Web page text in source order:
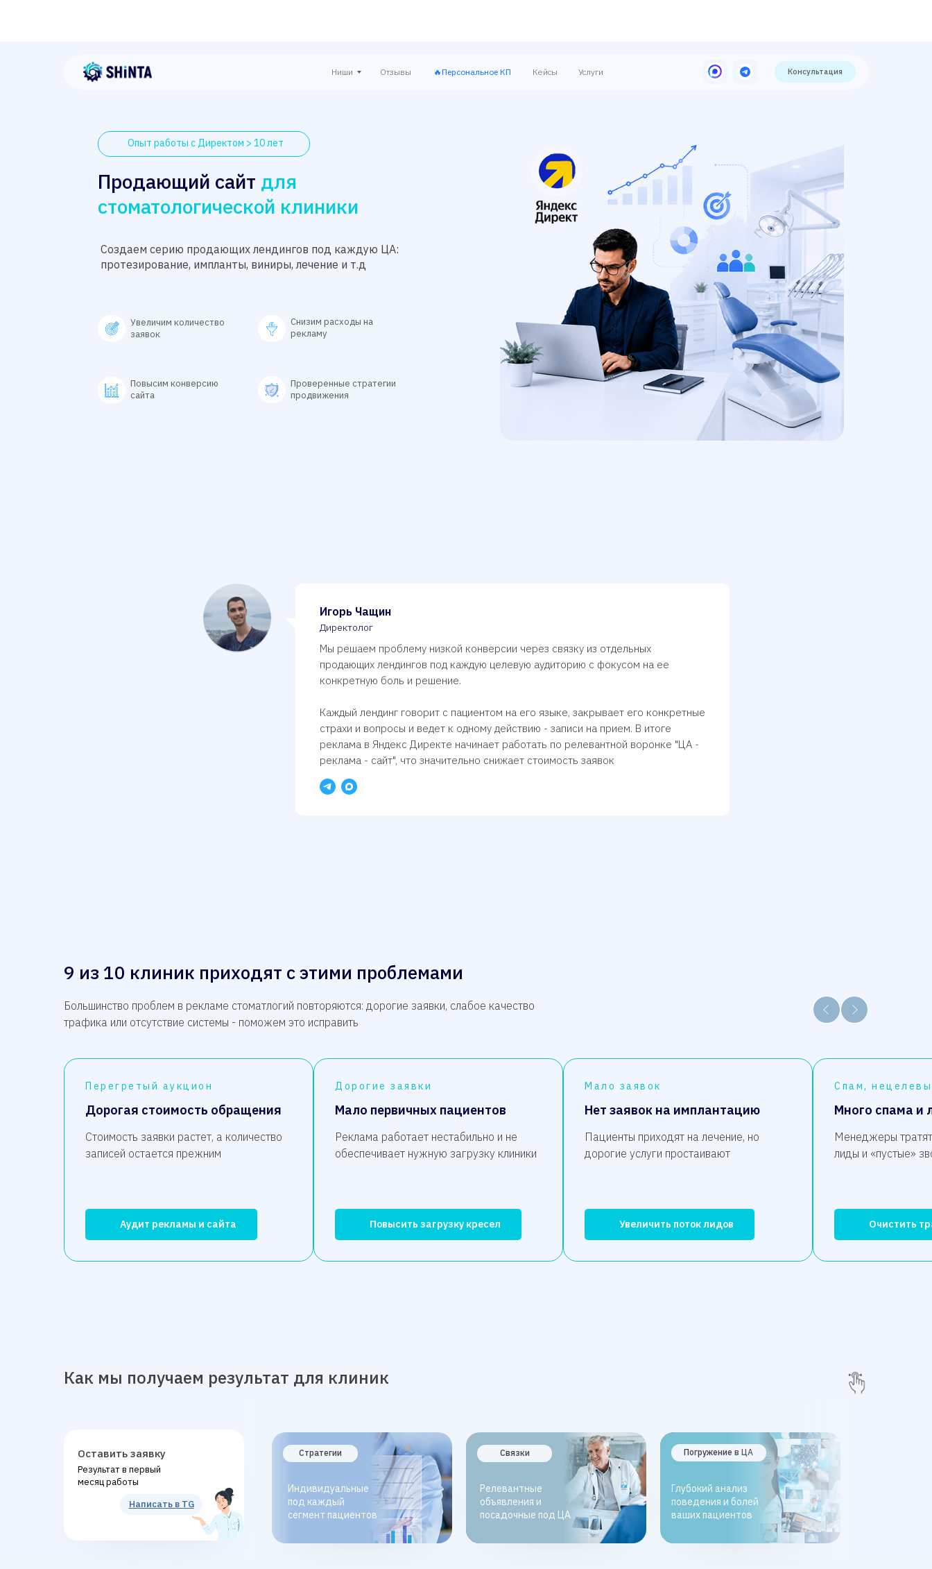
Повысим конверсию
сайта
Проверенные стратегии
продвижения
Снизим расходы на
рекламу
Увеличим количество
заявок
Опыт работы с Директом > 10 лет
Продающий сайт для
стоматологической клиники
Создаем серию продающих лендингов под каждую ЦА:
протезирование, импланты, виниры, лечение и т.д
Ниши 🔥Персональное КП Услуги
Кейсы
Отзывы Консультация
Игорь Чащин
Директолог
Мы решаем проблему низкой конверсии через связку из отдельных
продающих лендингов под каждую целевую аудиторию с фокусом на ее
конкретную боль и решение.
Каждый лендинг говорит с пациентом на его языке, закрывает его конкретные
страхи и вопросы и ведет к одному действию - записи на прием. В итоге
реклама в Яндекс Директе начинает работать по релевантной воронке "ЦА -
реклама - сайт", что значительно снижает стоимость заявок
9 из 10 клиник приходят с этими проблемами
Большинство проблем в рекламе стоматлогий повторяются: дорогие заявки, слабое качество
трафика или отсутствие системы - поможем это исправить
Перегретый аукцион
Дорогая стоимость обращения
Стоимость заявки растет, а количество
записей остается прежним
Аудит рекламы и сайта
Дорогие заявки
Мало первичных пациентов
Реклама работает нестабильно и не
обеспечивает нужную загрузку клиники
Повысить загрузку кресел
Мало заявок
Нет заявок на имплантацию
Пациенты приходят на лечение, но
дорогие услуги простаивают
Увеличить поток лидов
Спам,
Много спама и
Менеджеры
лиды и «пустые»
Очистить
Как мы получаем результат для клиник
Оставить заявку
Результат в первый
месяц работы
Написать в TG
Индивидуальные
под каждый
сегмент пациентов
Стратегии
Релевантные
объявления и
посадочные под ЦА
Связки
Глубокий анализ
поведения и болей
ваших пациентов
Погружение в ЦА